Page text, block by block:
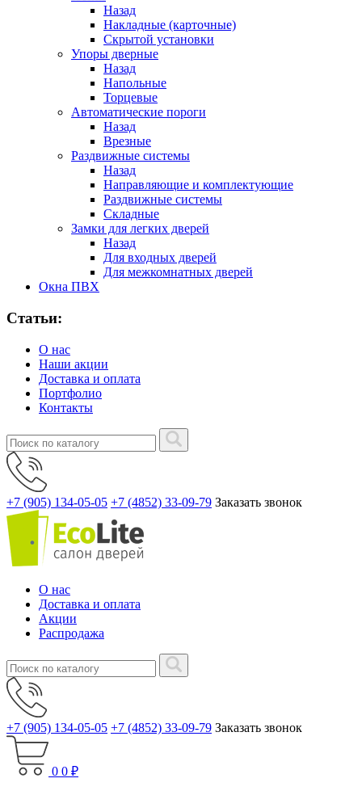
Назад
Накладные (карточные)
Скрытой установки
Упоры дверные
Назад
Напольные
Торцевые
Автоматические пороги
Назад
Врезные
Раздвижные системы
Назад
Направляющие и комплектующие
Раздвижные системы
Складные
Замки для легких дверей
Назад
Для входных дверей
Для межкомнатных дверей
Окна ПВХ
Статьи:
О нас
Наши акции
Доставка и оплата
Портфолио
Контакты
+7 (905) 134-05-05 +7 (4852) 33-09-79 Заказать звонок
О нас
Доставка и оплата
Акции
Распродажа
+7 (905) 134-05-05 +7 (4852) 33-09-79 Заказать звонок
0 0 ₽